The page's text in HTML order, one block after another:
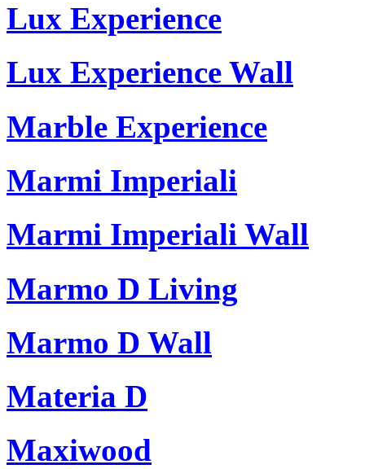
Lux Experience
Lux Experience Wall
Marble Experience
Marmi Imperiali
Marmi Imperiali Wall
Marmo D Living
Marmo D Wall
Materia D
Maxiwood